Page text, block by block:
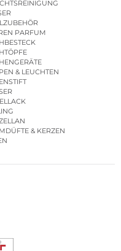
PARFUM
& LEUCHTEN
& KERZEN